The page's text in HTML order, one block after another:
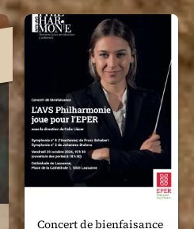
Concert de bienfaisance